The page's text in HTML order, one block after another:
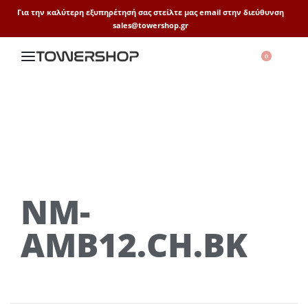
Για την καλύτερη εξυπηρέτησή σας στείλτε μας email στην διεύθυνση
sales@towershop.gr
0
NM-
AMB12.CH.BK